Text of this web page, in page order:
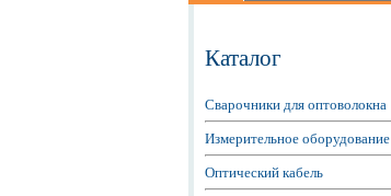
Каталог
Сварочники для оптоволокна
Измерительное оборудование
Оптический кабель